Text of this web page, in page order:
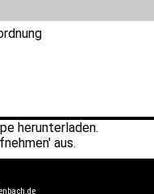
herunterladen.
aus.